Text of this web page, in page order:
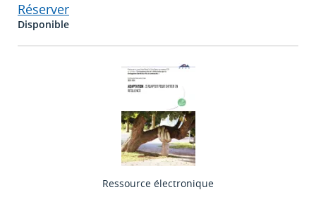
Réserver
Disponible
Ressource électronique